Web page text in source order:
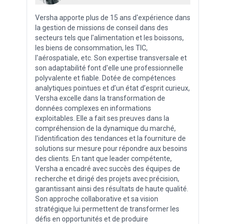
Versha apporte plus de 15 ans d'expérience dans
la gestion de missions de conseil dans des
secteurs tels que l'alimentation et les boissons,
les biens de consommation, les TIC,
l'aérospatiale, etc. Son expertise transversale et
son adaptabilité font d'elle une professionnelle
polyvalente et fiable. Dotée de compétences
analytiques pointues et d’un état d’esprit curieux,
Versha excelle dans la transformation de
données complexes en informations
exploitables. Elle a fait ses preuves dans la
compréhension de la dynamique du marché,
l'identification des tendances et la fourniture de
solutions sur mesure pour répondre aux besoins
des clients. En tant que leader compétente,
Versha a encadré avec succès des équipes de
recherche et dirigé des projets avec précision,
garantissant ainsi des résultats de haute qualité.
Son approche collaborative et sa vision
stratégique lui permettent de transformer les
défis en opportunités et de produire